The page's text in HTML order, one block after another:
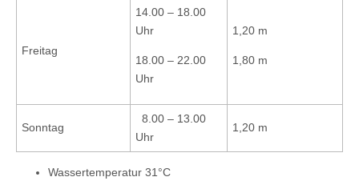
Freitag
14.00 – 18.00
Uhr
18.00 – 22.00
Uhr
1,20 m
1,80 m
Sonntag
8.00 – 13.00
Uhr
1,20 m
Wassertemperatur 31°C